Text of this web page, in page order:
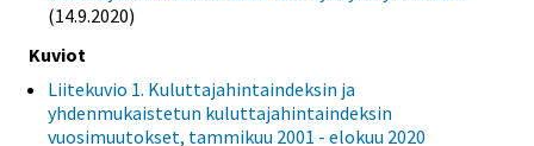
(14.9.2020)
Kuviot
Liitekuvio 1. Kuluttajahintaindeksin ja
yhdenmukaistetun kuluttajahintaindeksin
vuosimuutokset, tammikuu 2001 - elokuu 2020